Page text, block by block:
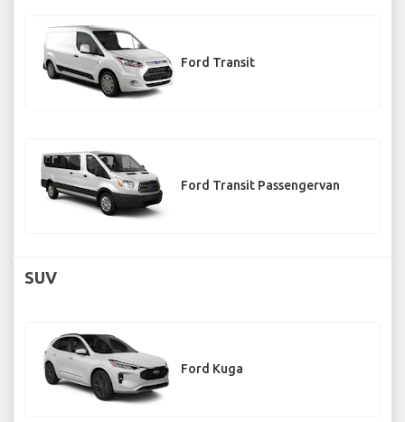
Ford Transit
Ford Transit Passengervan
SUV
Ford Kuga